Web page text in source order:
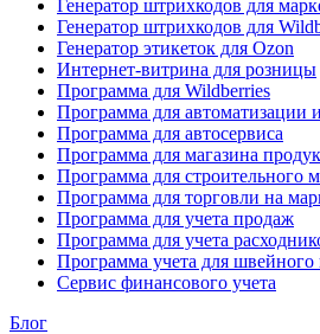
Генератор штрихкодов для
Генератор штрихкодов для
Генератор этикеток для Ozon
Интернет-витрина для розницы
Программа для Wildberries
Программа для автоматизации
Программа для автосервиса
Программа для магазина
Программа для строительного
Программа для торговли на
Программа для учета продаж
Программа для учета
Программа учета для швейного
Сервис финансового учета
Блог